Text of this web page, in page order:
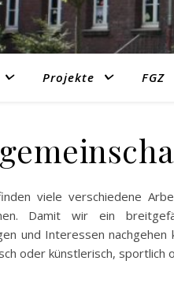
Projekte FGZ
viele verschiedene
Damit wir ein
und Interessen
oder künstlerisch,